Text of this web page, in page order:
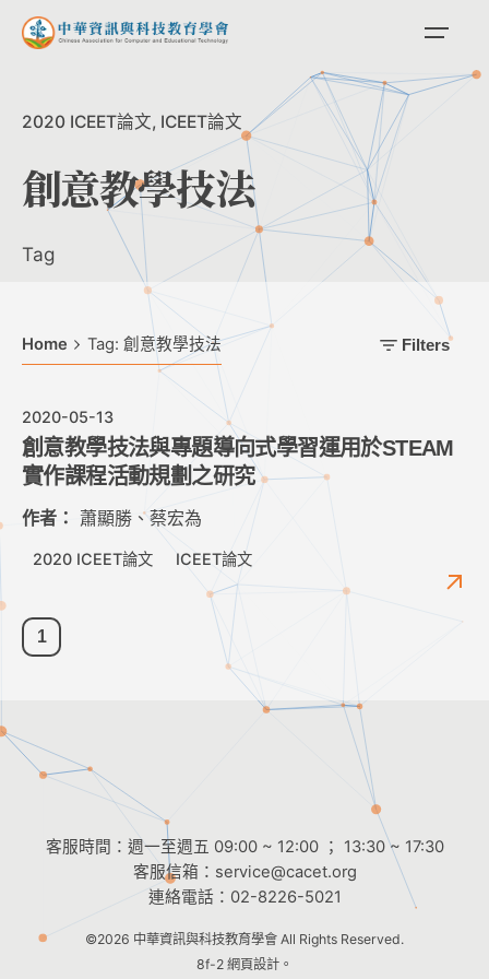
Skip
2020 ICEET論文 ICEET論文
創意教學技法
Tag
Home Tag: 創意教學技法 Filters
2020-05-13
創意教學技法與專題導向式學習運用於STEAM
實作課程活動規劃之研究
作者： 蕭顯勝、蔡宏為
2020 ICEET論文 ICEET論文
1
客服時間：週一至週五 09:00 ~ 12:00 ； 13:30 ~ 17:30
客服信箱： service@cacet.org
連絡電話： 02-8226-5021
©2026 中華資訊與科技教育學會 All Rights Reserved.
8f-2 網頁設計。